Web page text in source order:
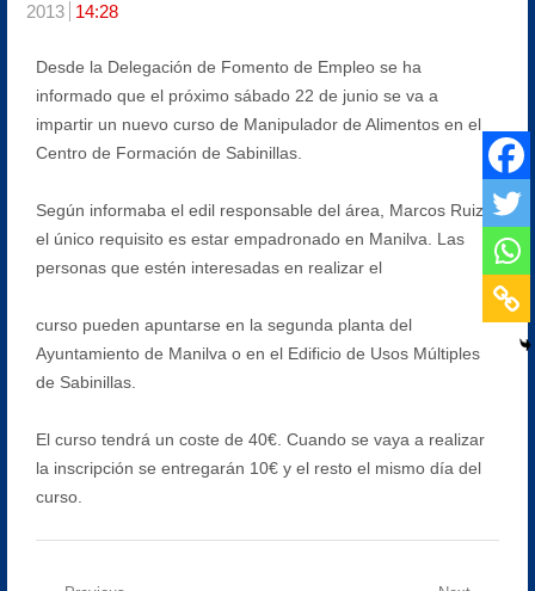
2013
14:28
Desde la Delegación de Fomento de Empleo se ha
informado que el próximo sábado 22 de junio se va a
impartir un nuevo curso de Manipulador de Alimentos en el
Centro de Formación de Sabinillas.
Según informaba el edil responsable del área, Marcos Ruiz,
el único requisito es estar empadronado en Manilva. Las
personas que estén interesadas en realizar el
curso pueden apuntarse en la segunda planta del
Ayuntamiento de Manilva o en el Edificio de Usos Múltiples
de Sabinillas.
El curso tendrá un coste de 40€. Cuando se vaya a realizar
la inscripción se entregarán 10€ y el resto el mismo día del
curso.